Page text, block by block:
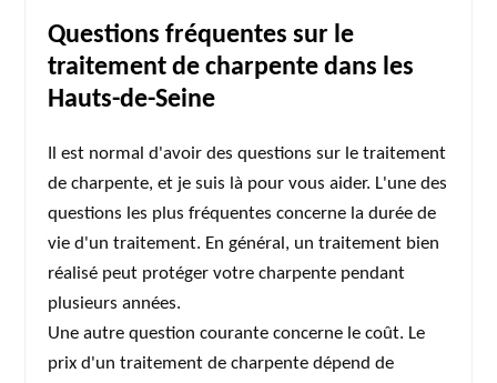
Questions fréquentes sur le
traitement de charpente dans les
Hauts-de-Seine
Il est normal d'avoir des questions sur le traitement
de charpente, et je suis là pour vous aider. L'une des
questions les plus fréquentes concerne la durée de
vie d'un traitement. En général, un traitement bien
réalisé peut protéger votre charpente pendant
plusieurs années.
Une autre question courante concerne le coût. Le
prix d'un traitement de charpente dépend de